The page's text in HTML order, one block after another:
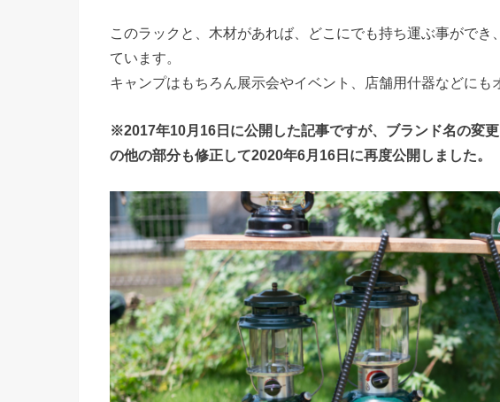
このラックと、木材があれば、どこにでも持ち運ぶ事がで
ています。
キャンプはもちろん展示会やイベント、店舗用什器などにも
※2017年10月16日に公開した記事ですが、ブランド名の変
の他の部分も修正して2020年6月16日に再度公開しました。